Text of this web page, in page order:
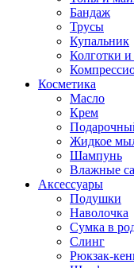
Бандаж
Трусы
Купальник
Колготки и
Косметика
Масло
Крем
Жидкое
Шампунь
Влажные
Аксессуары
Подушки
Наволочка
Сумка в
Cлинг
Рюкзак-